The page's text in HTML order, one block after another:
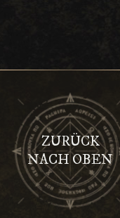
ZURÜCK
NACH OBEN